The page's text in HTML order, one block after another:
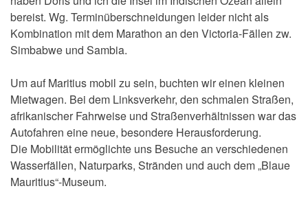
bereist. Wg. Terminüberschneidungen leider nicht als
Kombination mit dem Marathon an den Victoria-Fällen zw.
Simbabwe und Sambia.
Um auf Maritius mobil zu sein, buchten wir einen kleinen
Mietwagen. Bei dem Linksverkehr, den schmalen Straßen,
afrikanischer Fahrweise und Straßenverhältnissen war das
Autofahren eine neue, besondere Herausforderung.
Die Mobilität ermöglichte uns Besuche an verschiedenen
Wasserfällen, Naturparks, Stränden und auch dem „Blaue
Mauritius“-Museum.